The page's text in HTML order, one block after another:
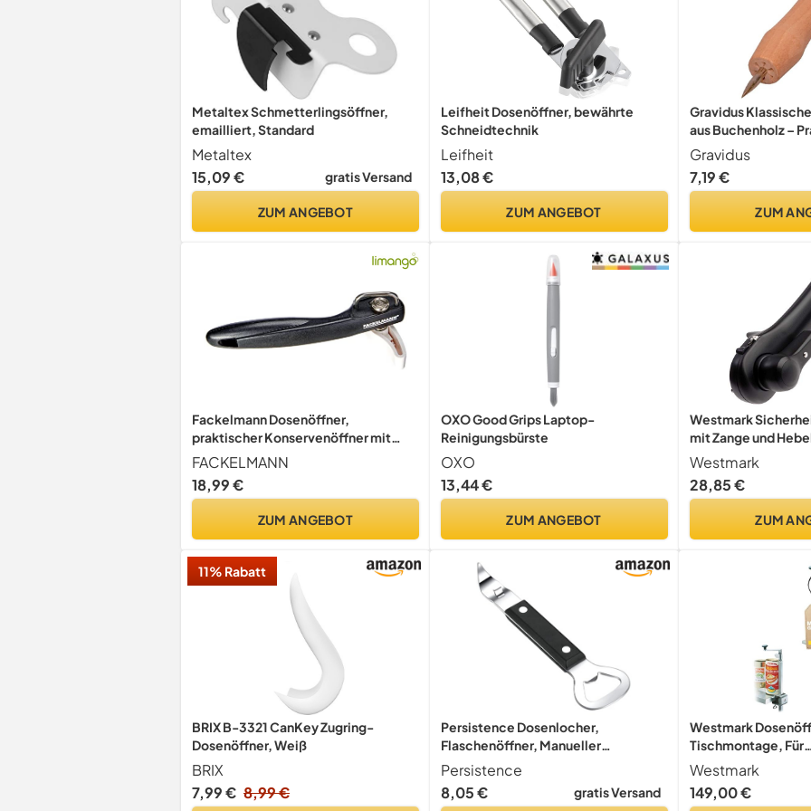
Metaltex Schmetterlingsöffner,
emailliert, Standard
Metaltex
15,09 €
gratis Versand
ZUM ANGEBOT
Leifheit Dosenöffner, bewährte
Schneidtechnik
Leifheit
13,08 €
ZUM ANGEBOT
Gravidus
aus Buchenholz –
Küchenwerkzeug
und sichere Öffnen
Konservendosen,
Gravidus
7,19 €
ZUM
Fackelmann Dosenöffner,
praktischer Konservenöffner mit
Schneidrad aus C-Stahl/Edelstahl,
Universalöffner für Deckel ohne
scharfe Kanten (Farbe:
nicht frei wählbar), Menge: 1 Stück
FACKELMANN
18,99 €
ZUM ANGEBOT
OXO Good Grips Laptop-
Reinigungsbürste
OXO
13,44 €
ZUM ANGEBOT
Westmark
mit Zange und
Rostfreier
2, Schwarz,
Westmark
28,85 €
ZUM
11% Rabatt
BRIX B-3321 CanKey Zugring-
Dosenöffner, Weiß
BRIX
7,99 € 8,99 €
Persistence Dosenlocher,
Flaschenöffner, Manueller
Dosenöffner, Weinflaschenöffner, 1
Packung
Persistence
8,05 €
gratis Versand
Westmark
Tischmontage, Für
Gastronomie/Profi-
84 cm, Stahl/
30, 19802260
Westmark
149,00 €